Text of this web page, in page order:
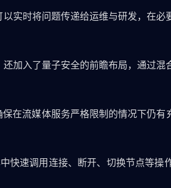
实时将问题传递给运维与研发，在
加入了量子安全的前瞻布局，通过
在流媒体服务严格限制的情况下仍
快速调用连接、断开、切换节点等